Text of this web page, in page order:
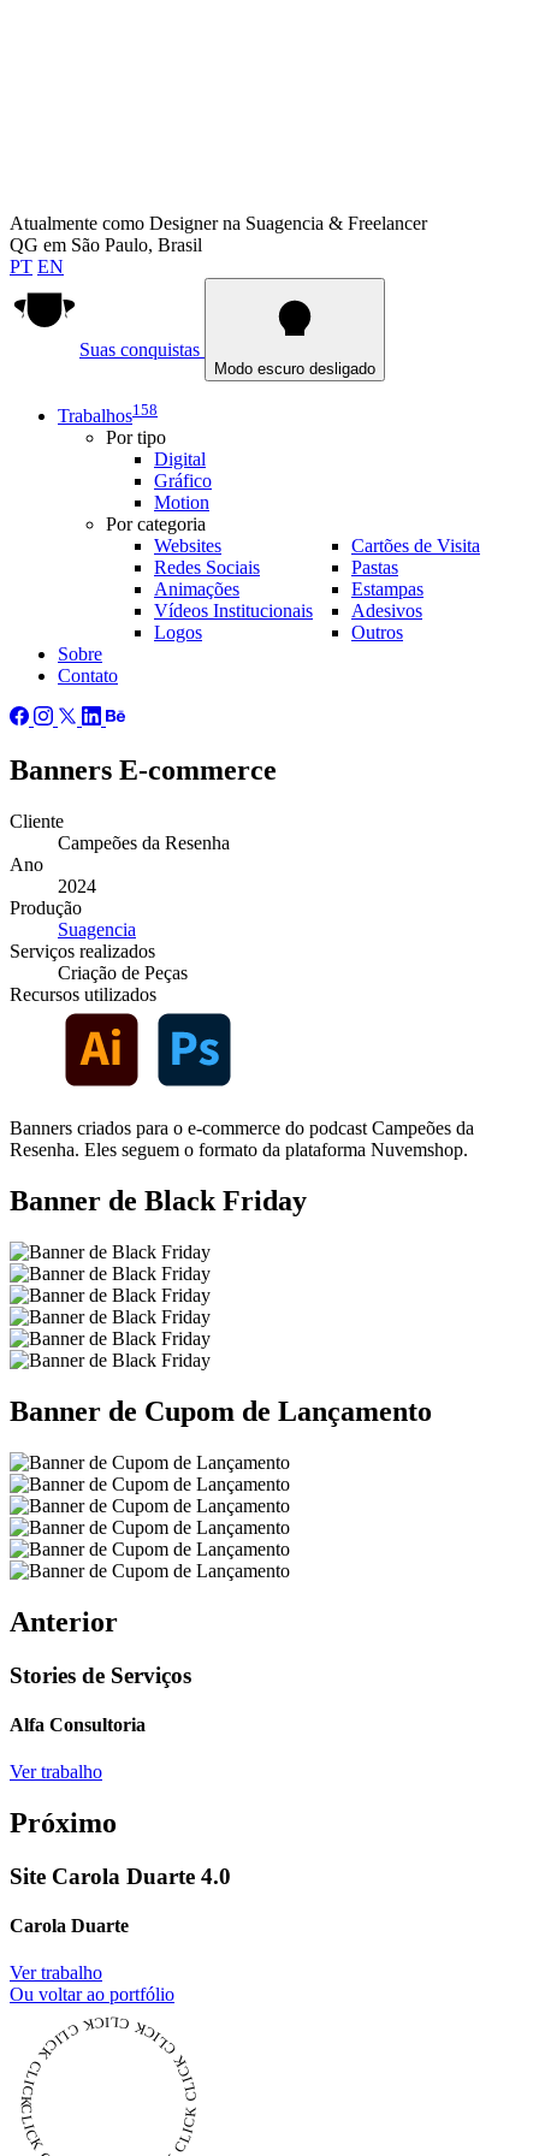
Atualmente como Designer na Suagencia & Freelancer
QG em São Paulo, Brasil
PT EN
Suas conquistas
Modo escuro desligado
Trabalhos158
Por tipo
Digital
Gráfico
Motion
Por categoria
Websites
Redes Sociais
Animações
Vídeos Institucionais
Logos
Cartões de Visita
Pastas
Estampas
Adesivos
Outros
Sobre
Contato
Banners E-commerce
Cliente
Campeões da Resenha
Ano
2024
Produção
Suagencia
Serviços realizados
Criação de Peças
Recursos utilizados
Banners criados para o e-commerce do podcast Campeões da
Resenha. Eles seguem o formato da plataforma Nuvemshop.
Banner de Black Friday
Banner de Cupom de Lançamento
Anterior
Stories de Serviços
Alfa Consultoria
Ver trabalho
Próximo
Site Carola Duarte 4.0
Carola Duarte
Ver trabalho
Ou voltar ao portfólio
CLICK CLICK CLICK CLICK CLICK CLICK CLICK CLICK CLICK CLICK CLICK